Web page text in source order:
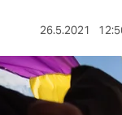
26.5.2021